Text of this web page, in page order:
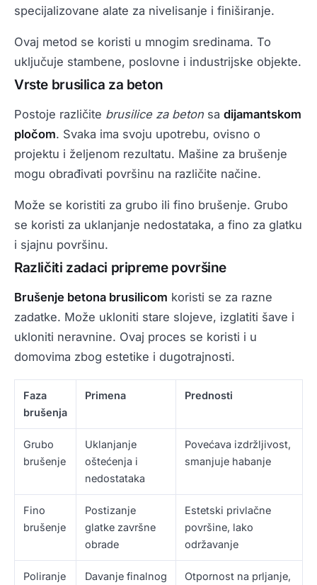
specijalizovane alate za nivelisanje i finiširanje.
Ovaj metod se koristi u mnogim sredinama. To
uključuje stambene, poslovne i industrijske objekte.
Vrste brusilica za beton
Postoje različite brusilice za beton sa dijamantskom
pločom. Svaka ima svoju upotrebu, ovisno o
projektu i željenom rezultatu. Mašine za brušenje
mogu obrađivati površinu na različite načine.
Može se koristiti za grubo ili fino brušenje. Grubo
se koristi za uklanjanje nedostataka, a fino za glatku
i sjajnu površinu.
Različiti zadaci pripreme površine
Brušenje betona brusilicom koristi se za razne
zadatke. Može ukloniti stare slojeve, izglatiti šave i
ukloniti neravnine. Ovaj proces se koristi i u
domovima zbog estetike i dugotrajnosti.
Faza
brušenja
Primena Prednosti
Grubo
brušenje
Uklanjanje
oštećenja i
nedostataka
Povećava izdržljivost,
smanjuje habanje
Fino
brušenje
Postizanje
glatke završne
obrade
Estetski privlačne
površine, lako
održavanje
Poliranje
Davanje finalnog
Otpornost na prljanje,